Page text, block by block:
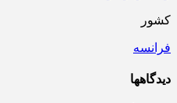
کشور
فرانسه
دیدگاهها